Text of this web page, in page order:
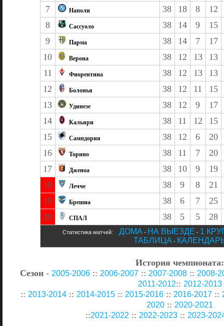
7
Наполи 38 18 8
12
8
Сассуоло 38 14 9
15
9
Парма 38 14 7
17
10
Верона 38 12 13
13
11
Фиорентина 38 12 13
13
12
Болонья 38 12 11
15
13
Удинезе 38 12 9
17
14
Кальяри 38 11 12
15
15
Сампдория 38 12 6
20
16
Торино 38 11 7
20
17
Дженоа 38 10 9
19
18
Лечче 38 9 8
21
19
Брешиа 38 6 7
25
20
СПАЛ 38 5 5 28
Статистика матчей: ДОМА - НА ВЫЕЗДЕ - 1
ТАБЛИЦА -
История чемпионата:
Сезон -2005-2006 ::2006-2007 ::2007-2008 ::2008-
2011-2012:: 2012-2013
:: 2013-2014 :: 2014-2015 :: 2015-2016 :: 2016-2017 ::
2020 ::2020-2021
::2021-2022 :: 2022-2023 :: 2023-